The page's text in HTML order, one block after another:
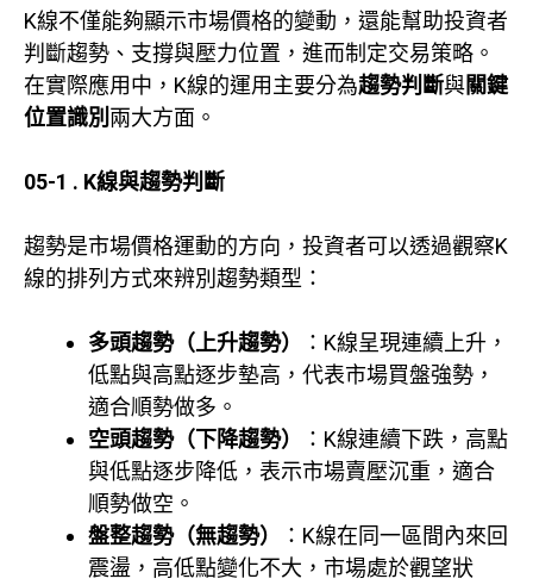
K線不僅能夠顯示市場價格的變動，還能幫助投資者
判斷趨勢、支撐與壓力位置，進而制定交易策略。
在實際應用中，K線的運用主要分為趨勢判斷與關鍵
位置識別 兩大方面。
05-1 . K線與趨勢判斷
趨勢是市場價格運動的方向，投資者可以透過觀察K
線的排列方式來辨別趨勢類型：
多頭趨勢（上升趨勢）
：K線呈現連續上升，
低點與高點逐步墊高，代表市場買盤強勢，
適合順勢做多。
空頭趨勢（下降趨勢）
：K線連續下跌，高點
與低點逐步降低，表示市場賣壓沉重，適合
順勢做空。
盤整趨勢（無趨勢）
：K線在同一區間內來回
震盪，高低點變化不大，市場處於觀望狀